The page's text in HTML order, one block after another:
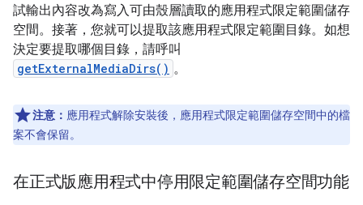
試輸出內容改為寫入可由殼層讀取的應用程式限定範圍儲存
空間。接著，您就可以提取該應用程式限定範圍目錄。如想
決定要提取哪個目錄，請呼叫
getExternalMediaDirs() 。
注意： 應用程式解除安裝後，應用程式限定範圍儲存空間中的檔
案不會保留。
在正式版應用程式中停用限定範圍儲存空間功能